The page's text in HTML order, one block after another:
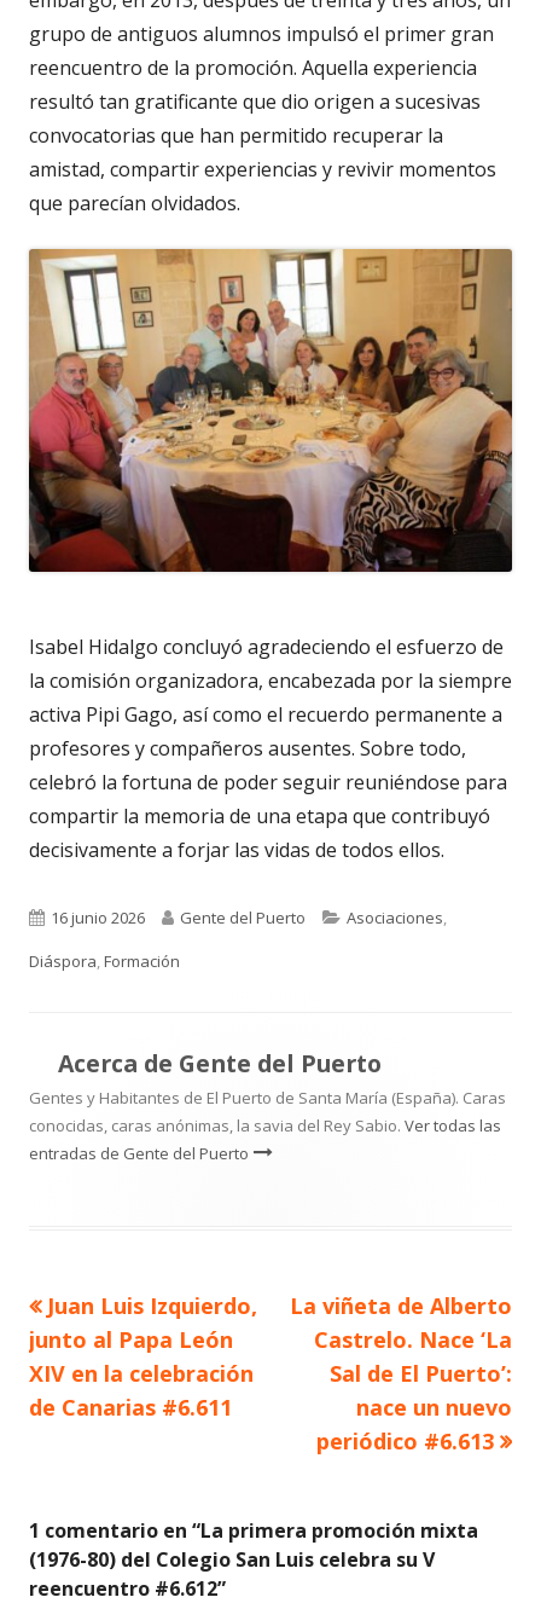
grupo de antiguos alumnos impulsó el primer gran
reencuentro de la promoción. Aquella experiencia
resultó tan gratificante que dio origen a sucesivas
convocatorias que han permitido recuperar la
amistad, compartir experiencias y revivir momentos
que parecían olvidados.
Isabel Hidalgo concluyó agradeciendo el esfuerzo de
la comisión organizadora, encabezada por la siempre
activa Pipi Gago, así como el recuerdo permanente a
profesores y compañeros ausentes. Sobre todo,
celebró la fortuna de poder seguir reuniéndose para
compartir la memoria de una etapa que contribuyó
decisivamente a forjar las vidas de todos ellos.
Publicado
el
16 junio 2026 Autor
Gente del Puerto Categorías
Asociaciones,
Diáspora,Formación
Acerca de Gente del Puerto
Gentes y Habitantes de El Puerto de Santa María (España). Caras
conocidas, caras anónimas, la savia del Rey Sabio. Ver todas las
entradas de Gente del Puerto
Navegación
de
entradas
Artículo
anterior
Juan Luis Izquierdo,
junto al Papa León
XIV en la celebración
de Canarias #6.611
Artículo
siguiente
La viñeta de Alberto
Castrelo. Nace ‘La
Sal de El Puerto’:
nace un nuevo
periódico #6.613
1 comentario en “La primera promoción mixta
(1976-80) del Colegio San Luis celebra su V
reencuentro #6.612”